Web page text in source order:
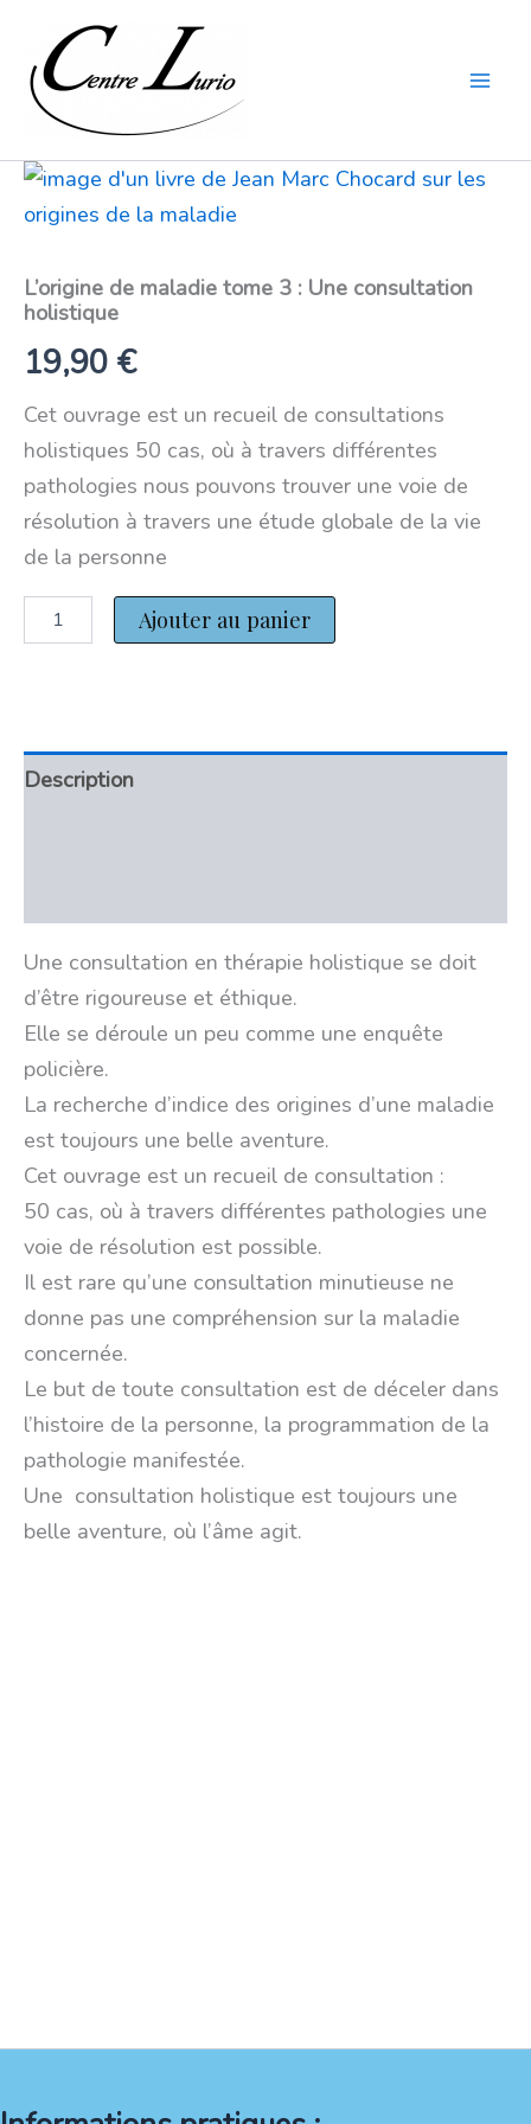
contenu
L’origine de maladie tome 3 : Une consultation
holistique
19,90 €
Cet ouvrage est un recueil de consultations
holistiques 50 cas, où à travers différentes
pathologies nous pouvons trouver une voie de
résolution à travers une étude globale de la vie
de la personne
quantité
L'origine
tome
3
Une
holistique
Ajouter au panier
Description
Une consultation en thérapie holistique se doit
d’être rigoureuse et éthique.
Elle se déroule un peu comme une enquête
policière.
La recherche d’indice des origines d’une maladie
est toujours une belle aventure.
Cet ouvrage est un recueil de consultation :
50 cas, où à travers différentes pathologies une
voie de résolution est possible.
Il est rare qu’une consultation minutieuse ne
donne pas une compréhension sur la maladie
concernée.
Le but de toute consultation est de déceler dans
l’histoire de la personne, la programmation de la
pathologie manifestée.
Une consultation holistique est toujours une
belle aventure, où l’âme agit.